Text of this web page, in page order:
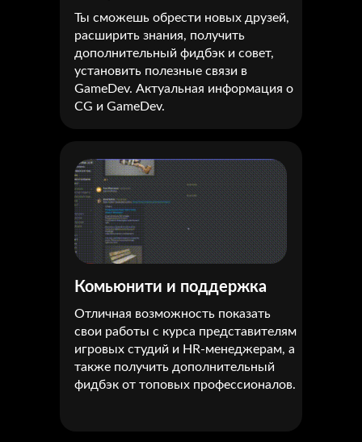
Ты сможешь обрести новых друзей,
расширить знания, получить
дополнительный фидбэк и совет,
установить полезные связи в
GameDev. Актуальная информация о
CG и GameDev.
Отличная возможность показать
свои работы с курса представителям
игровых студий и HR-менеджерам, а
также получить дополнительный
фидбэк от топовых профессионалов.
Комьюнити и поддержка